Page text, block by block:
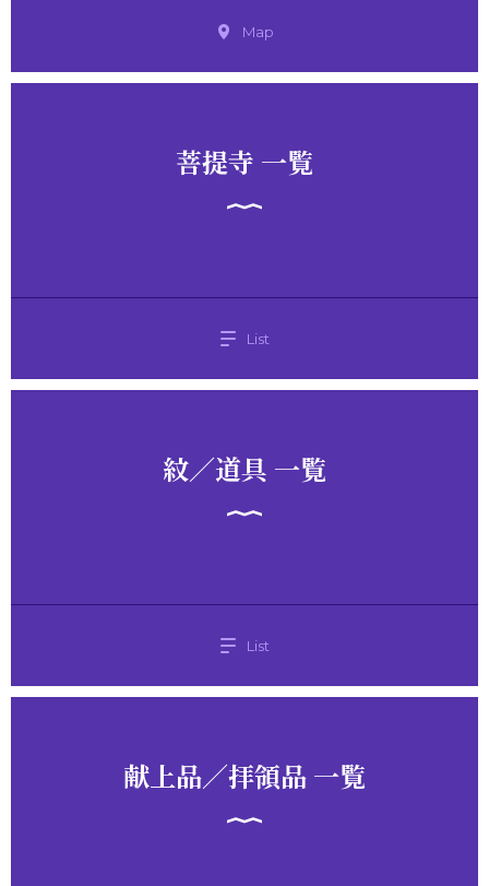
Map
菩提寺 一覧
List
紋／道具 一覧
List
献上品／拝領品 一覧